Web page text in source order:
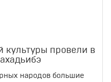
культуры провели в
народов большие